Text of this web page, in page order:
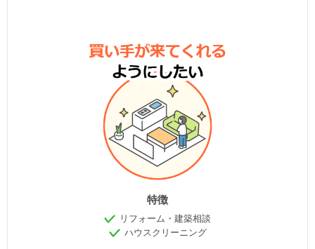
特徴
リフォーム・建築相談
ハウスクリーニング